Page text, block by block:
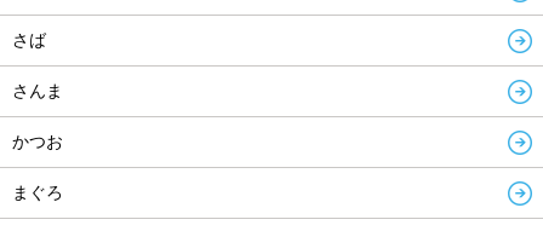
さば
さんま
かつお
まぐろ